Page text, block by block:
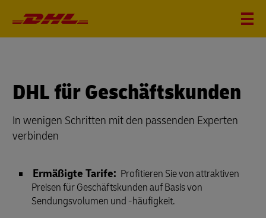
DHL für Geschäftskunden
In wenigen Schritten mit den passenden Experten
verbinden
Ermäßigte Tarife: Profitieren Sie von attraktiven
Preisen für Geschäftskunden auf Basis von
Sendungsvolumen und -häufigkeit.